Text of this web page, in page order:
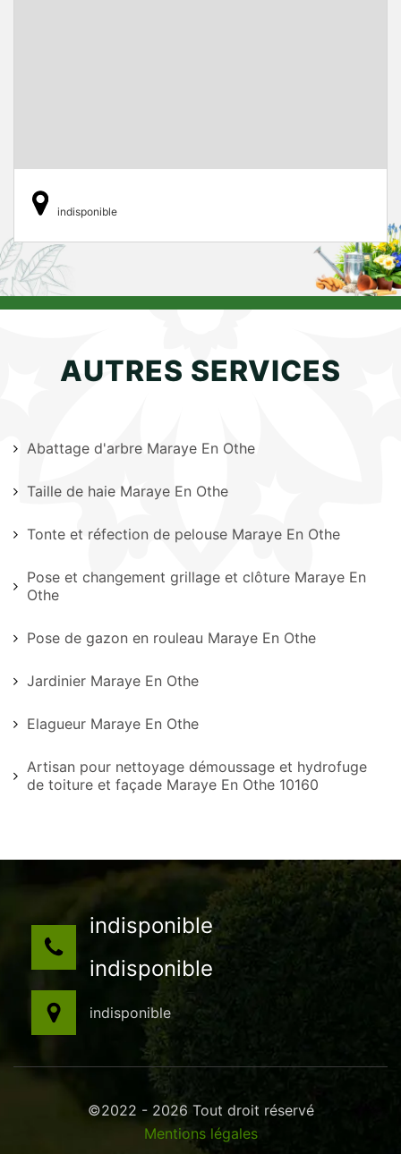
indisponible
AUTRES SERVICES
Abattage d'arbre Maraye En Othe
Taille de haie Maraye En Othe
Tonte et réfection de pelouse Maraye En Othe
Pose et changement grillage et clôture Maraye En
Othe
Pose de gazon en rouleau Maraye En Othe
Jardinier Maraye En Othe
Elagueur Maraye En Othe
Artisan pour nettoyage démoussage et hydrofuge
de toiture et façade Maraye En Othe 10160
indisponible
indisponible
indisponible
©2022 - 2026 Tout droit réservé
Mentions légales